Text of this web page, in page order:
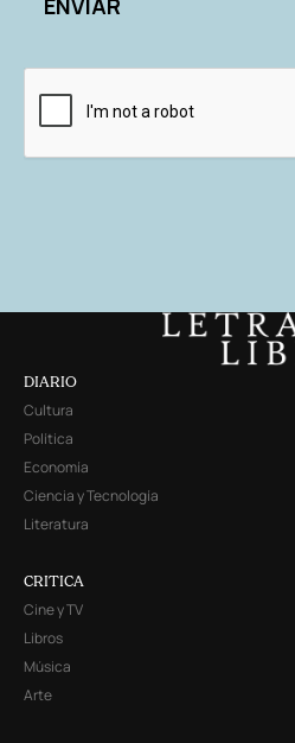
DIARIO
Cultura
Política
Economía
Ciencia y Tecnología
Literatura
CRITICA
Cine y TV
Libros
Música
Arte